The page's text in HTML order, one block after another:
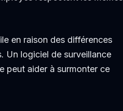
en raison des différences
Un logiciel de surveillance
peut aider à surmonter ce